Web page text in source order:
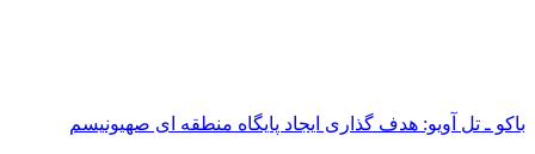
باکو ـ تل آویو: هدف گذاری ایجاد پایگاه منطقه ای صهیونیسم